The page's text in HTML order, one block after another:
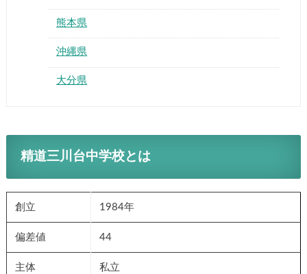
熊本県
沖縄県
大分県
精道三川台中学校とは
創立 1984年
偏差値 44
主体 私立